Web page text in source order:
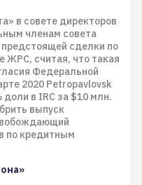
в совете директоров
членам совета
предстоящей сделки по
ЖРС, считая, что такая
Федеральной
2020 Petropavlovsk
в IRC за $10 млн.
выпуск
по кредитным